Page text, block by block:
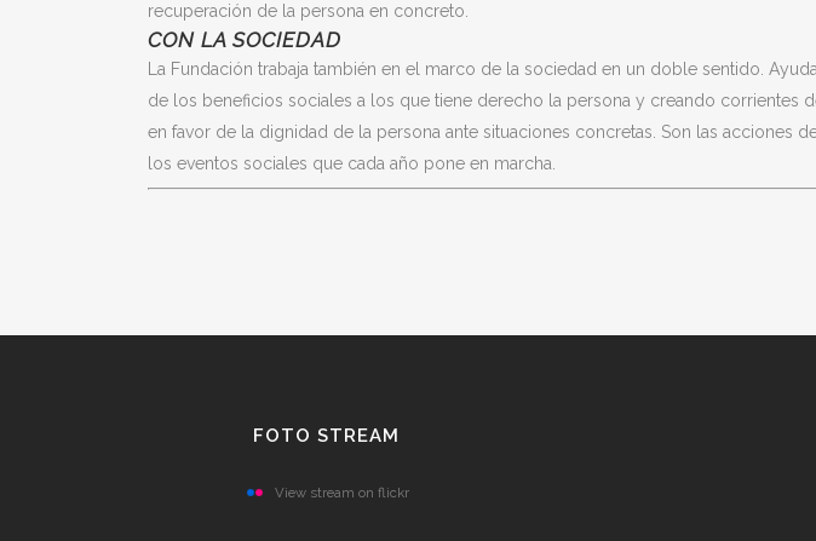
recuperación de la persona en concreto.
CON LA SOCIEDAD
La Fundación trabaja también en el marco de la sociedad en un doble sentido.
de los beneficios sociales a los que tiene derecho la persona y creando corrientes
en favor de la dignidad de la persona ante situaciones concretas. Son las acciones
los eventos sociales que cada año pone en marcha.
FOTO STREAM
View stream on flickr